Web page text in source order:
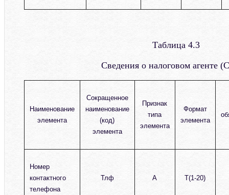
Таблица 4.3
Сведения о налоговом агенте
Наименование
элемента
Сокращенное
наименование
(код)
элемента
Признак
типа
элемента
Формат
элемента
Номер
контактного
телефона
Тлф А T(1-20)